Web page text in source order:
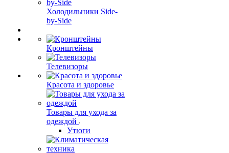
Холодильники Side-
by-Side
Кронштейны
Телевизоры
Красота и здоровье
Товары для ухода за
одеждой
Утюги